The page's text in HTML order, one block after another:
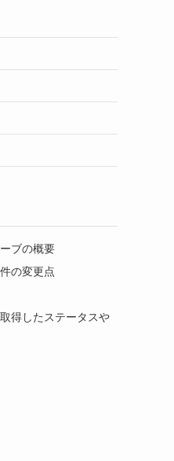
ブの概要
の変更点
得したステータスや